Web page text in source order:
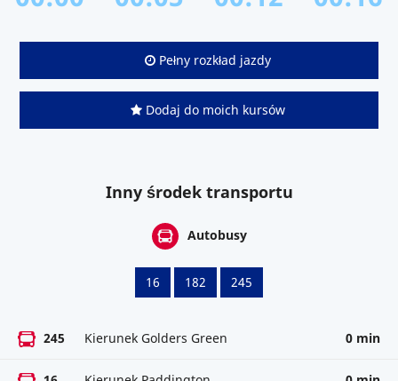
Pełny rozkład jazdy
Dodaj do moich kursów
Inny środek transportu
Autobusy
16 182 245
245 Kierunek Golders Green 0 min